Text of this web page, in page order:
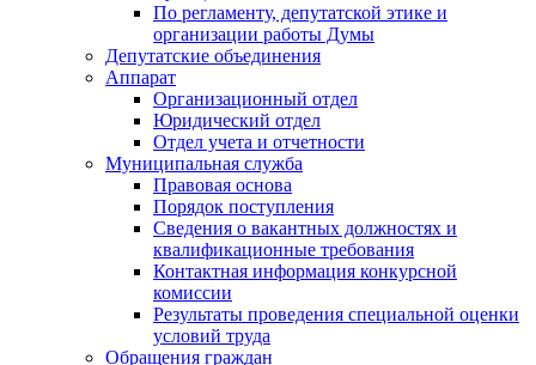
По регламенту, депутатской этике и
организации работы Думы
Депутатские объединения
Аппарат
Организационный отдел
Юридический отдел
Отдел учета и отчетности
Муниципальная служба
Правовая основа
Порядок поступления
Сведения о вакантных должностях и
квалификационные требования
Контактная информация конкурсной
комиссии
Результаты проведения специальной оценки
условий труда
Обращения граждан